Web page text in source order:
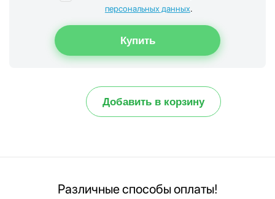
персональных данных.
Добавить в корзину
Различные способы оплаты!